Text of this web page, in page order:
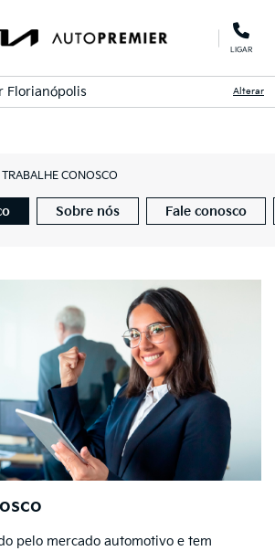
LIGAR
Florianópolis Alterar
TRABALHE CONOSCO
Sobre nós Fale conosco
pelo mercado automotivo e tem